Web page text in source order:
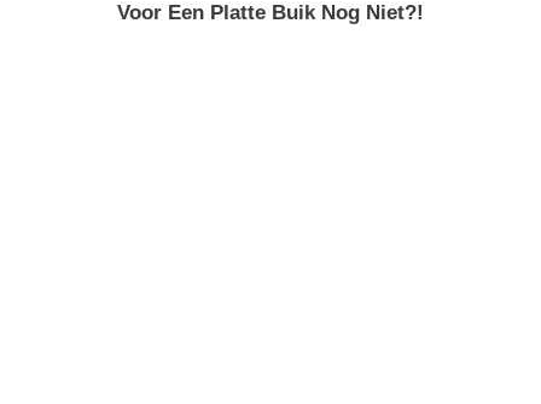
Voor Een Platte Buik Nog Niet?!